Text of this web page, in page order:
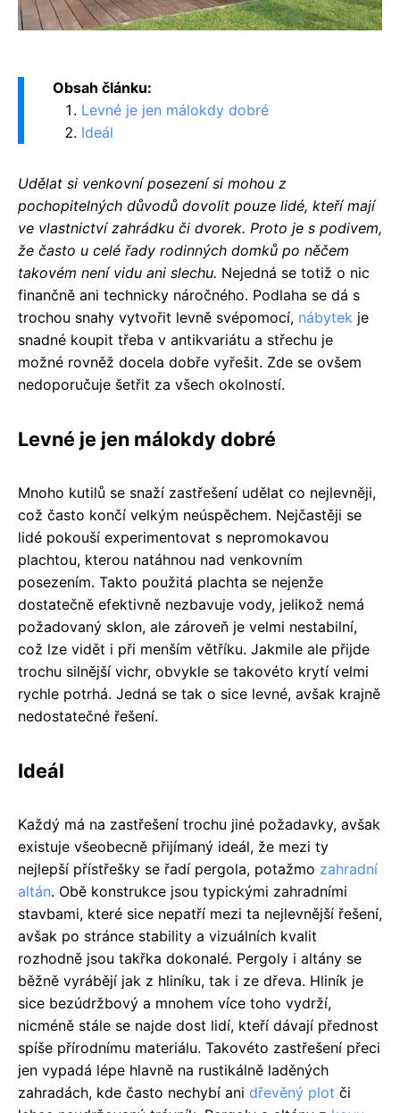
Obsah článku:
Levné je jen málokdy dobré
Ideál
Udělat si venkovní posezení si mohou z
pochopitelných důvodů dovolit pouze lidé, kteří mají
ve vlastnictví zahrádku či dvorek. Proto je s podivem,
že často u celé řady rodinných domků po něčem
takovém není vidu ani slechu. Nejedná se totiž o nic
finančně ani technicky náročného. Podlaha se dá s
trochou snahy vytvořit levně svépomocí, nábytek je
snadné koupit třeba v antikvariátu a střechu je
možné rovněž docela dobře vyřešit. Zde se ovšem
nedoporučuje šetřit za všech okolností.
Levné je jen málokdy dobré
Mnoho kutilů se snaží zastřešení udělat co nejlevněji,
což často končí velkým neúspěchem. Nejčastěji se
lidé pokouší experimentovat s nepromokavou
plachtou, kterou natáhnou nad venkovním
posezením. Takto použitá plachta se nejenže
dostatečně efektivně nezbavuje vody, jelikož nemá
požadovaný sklon, ale zároveň je velmi nestabilní,
což lze vidět i při menším větříku. Jakmile ale přijde
trochu silnější vichr, obvykle se takovéto krytí velmi
rychle potrhá. Jedná se tak o sice levné, avšak krajně
nedostatečné řešení.
Ideál
Každý má na zastřešení trochu jiné požadavky, avšak
existuje všeobecně přijímaný ideál, že mezi ty
nejlepší přístřešky se řadí pergola, potažmo zahradní
altán. Obě konstrukce jsou typickými zahradními
stavbami, které sice nepatří mezi ta nejlevnější řešení,
avšak po stránce stability a vizuálních kvalit
rozhodně jsou takřka dokonalé. Pergoly i altány se
běžně vyrábějí jak z hliníku, tak i ze dřeva. Hliník je
sice bezúdržbový a mnohem více toho vydrží,
nicméně stále se najde dost lidí, kteří dávají přednost
spíše přírodnímu materiálu. Takovéto zastřešení přeci
jen vypadá lépe hlavně na rustikálně laděných
zahradách, kde často nechybí ani dřevěný plot či